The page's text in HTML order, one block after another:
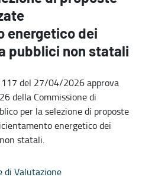
energetico dei
pubblici non statali
del 27/04/2026 approva
della Commissione di
per la selezione di proposte
energetico dei
statali.
di Valutazione